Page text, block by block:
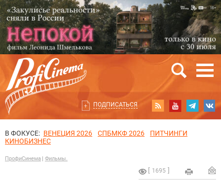
ПОДПИСАТЬСЯ
В ФОКУСЕ: ВЕНЕЦИЯ 2026 СПБМКФ 2026
ПИТЧИНГИ
КИНОБИЗНЕС
ПрофиСинема Фильмы.
1695